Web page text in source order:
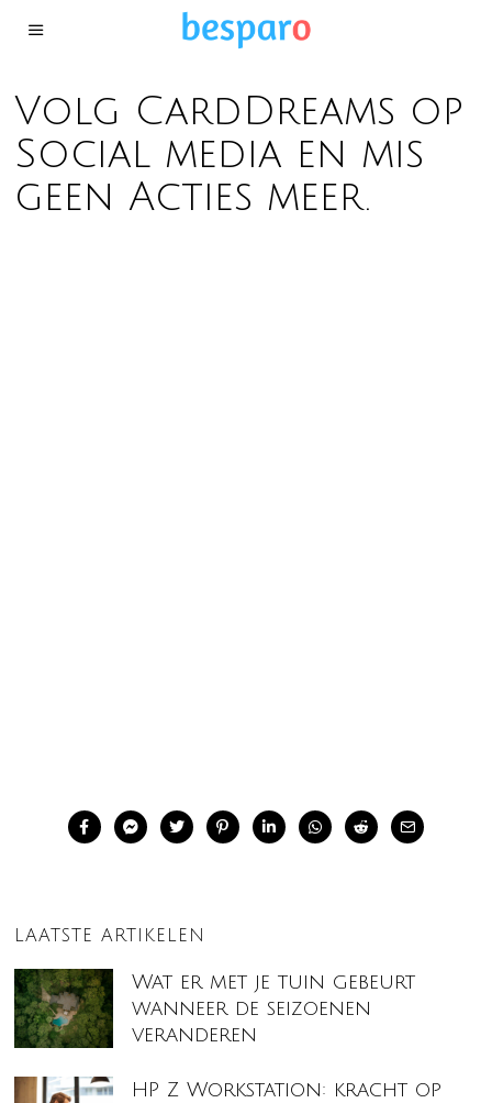
Volg CardDreams op
Social media en mis
geen Acties meer.
LAATSTE ARTIKELEN
Wat er met je tuin gebeurt
wanneer de seizoenen
veranderen
HP Z Workstation: kracht op